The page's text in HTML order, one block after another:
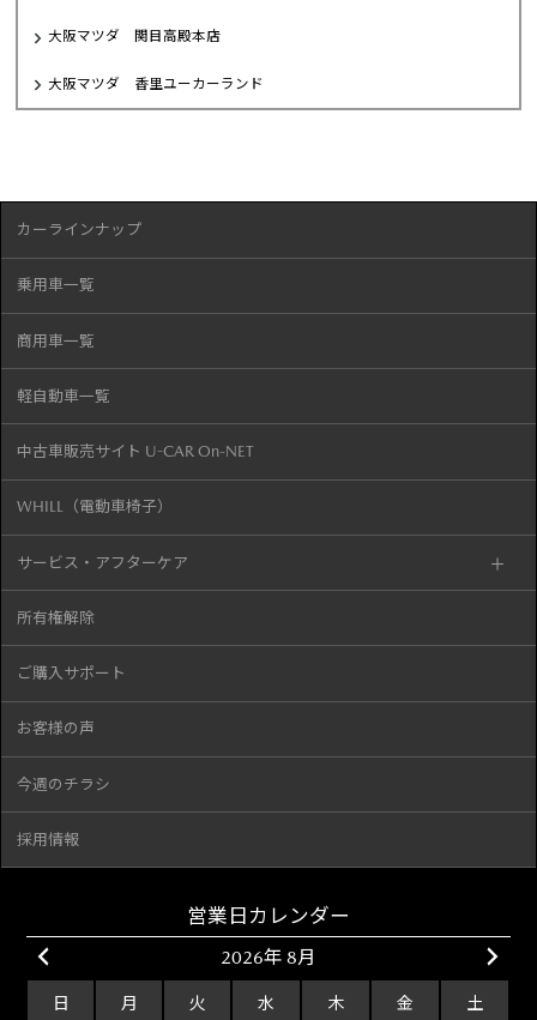
大阪マツダ 関目高殿本店
大阪マツダ 香里ユーカーランド
カーラインナップ
乗用車一覧
商用車一覧
軽自動車一覧
中古車販売サイト U-CAR On-NET
WHILL（電動車椅子）
サービス・アフターケア
所有権解除
ご購入サポート
お客様の声
今週のチラシ
採用情報
営業日カレンダー
2026年 8月
日 月 火 水 木 金 土